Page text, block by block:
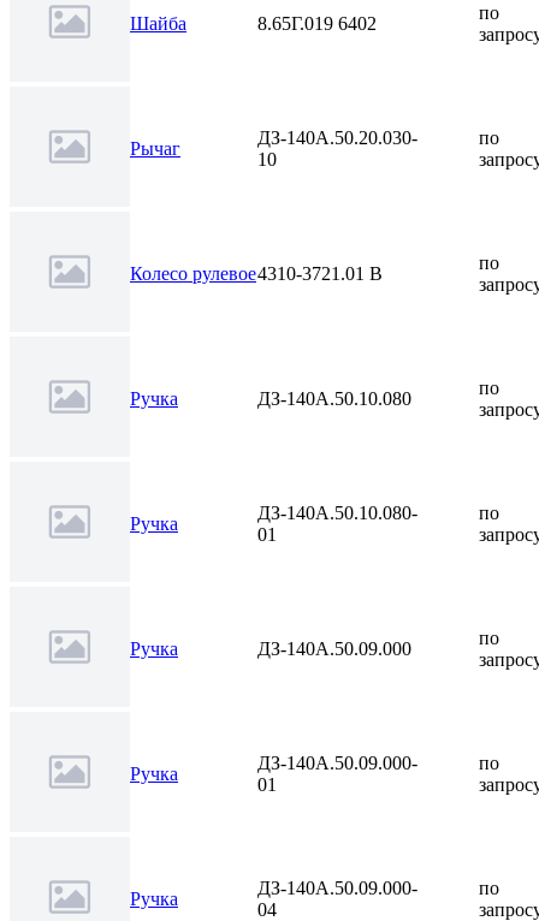
Шайба 8.65Г.019 6402
по
Рычаг
ДЗ-140А.50.20.030-
10
по
Колесо рулевое4310-3721.01 В
по
Ручка ДЗ-140А.50.10.080
по
Ручка
ДЗ-140А.50.10.080-
01
по
Ручка ДЗ-140А.50.09.000
по
Ручка
ДЗ-140А.50.09.000-
01
по
Ручка
ДЗ-140А.50.09.000-
04
по